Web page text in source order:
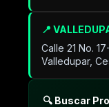
📍
Calle 21 No.
Valledupar,
🔍 Buscar